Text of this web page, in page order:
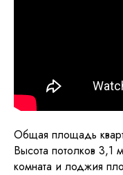
Общая площадь
Высота потолков 3,1
комната и лоджия